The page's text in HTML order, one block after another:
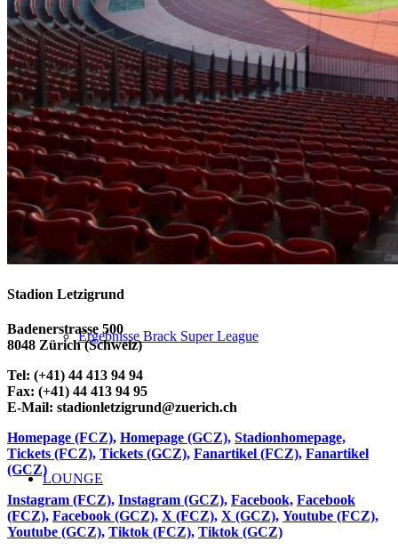
Ergebnisse 2. Bundesliga
Ergebnisse 3. Liga
Ergebnisse Brack Super League
LOUNGE
Stadion Letzigrund
Badenerstrasse 500
8048 Zürich (Schweiz)
Tel: (+41) 44 413 94 94
Fax: (+41) 44 413 94 95
E-Mail: stadionletzigrund@zuerich.ch
Homepage (FCZ), Homepage (GCZ), Stadionhomepage,
Tickets (FCZ), Tickets (GCZ), Fanartikel (FCZ), Fanartikel
(GCZ)
Instagram (FCZ), Instagram (GCZ), Facebook, Facebook
(FCZ), Facebook (GCZ), X (FCZ), X (GCZ), Youtube (FCZ),
Youtube (GCZ), Tiktok (FCZ), Tiktok (GCZ)